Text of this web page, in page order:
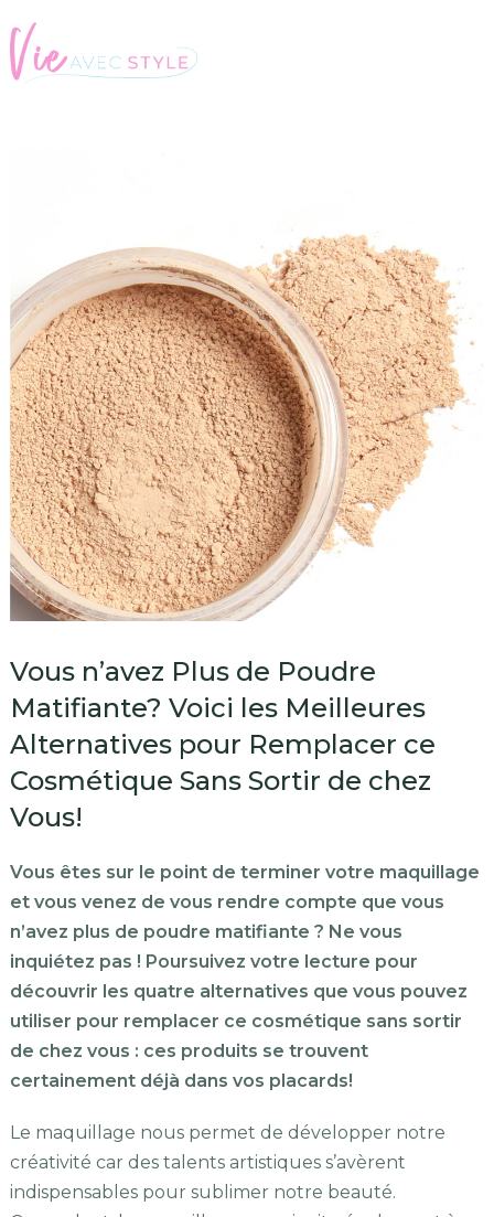
Vous n’avez Plus de Poudre
Matifiante? Voici les Meilleures
Alternatives pour Remplacer ce
Cosmétique Sans Sortir de chez
Vous!
Vous êtes sur le point de terminer votre maquillage
et vous venez de vous rendre compte que vous
n’avez plus de poudre matifiante ? Ne vous
inquiétez pas ! Poursuivez votre lecture pour
découvrir les quatre alternatives que vous pouvez
utiliser pour remplacer ce cosmétique sans sortir
de chez vous : ces produits se trouvent
certainement déjà dans vos placards!
Le maquillage nous permet de développer notre
créativité car des talents artistiques s’avèrent
indispensables pour sublimer notre beauté.